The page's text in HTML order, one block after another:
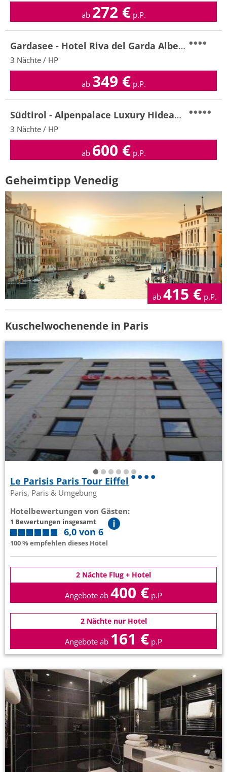
ab 272€ p.P.
Gardasee - Hotel Riva del Garda Albergo Villa Nicolli
3 Nächte / HP
ab 349 € p.P.
Südtirol - Alpenpalace Luxury Hideaway & Spa Retreat
3 Nächte / HP
ab 600 € p.P.
Geheimtipp Venedig
ab 415 € p.P.
Kuschelwochenende in Paris
Le Parisis Paris Tour Eiffel
Paris, Paris & Umgebung
Hotelbewertungen von Gästen:
1 Bewertungen insgesamt
6,0 von 6
100 % empfehlen dieses Hotel
2 Nächte Flug + Hotel
Angebote ab 400 € p.P
2 Nächte nur Hotel
Angebote ab 161 € p.P